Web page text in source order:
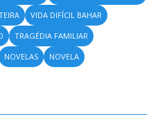
VIDA DIFÍCIL BAHAR
TRAGÉDIA FAMILIAR
NOVELAS NOVELA